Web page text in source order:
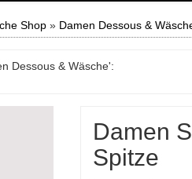
Shop » Damen Dessous &
Dessous & Wäsche':
Damen
Spitze